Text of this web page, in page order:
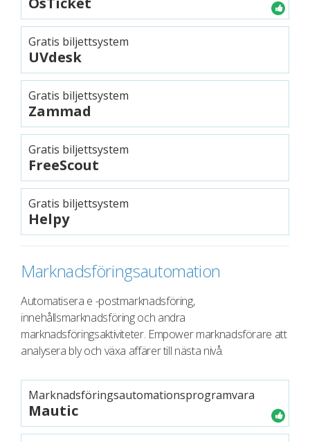
Gratis biljettsystem
UVdesk
Gratis biljettsystem
Zammad
Gratis biljettsystem
FreeScout
Gratis biljettsystem
Helpy
Marknadsföringsautomation
Automatisera e -postmarknadsföring,
innehållsmarknadsföring och andra
marknadsföringsaktiviteter. Empower marknadsförare att
analysera bly och växa affärer till nästa nivå.
Marknadsföringsautomationsprogramvara
Mautic